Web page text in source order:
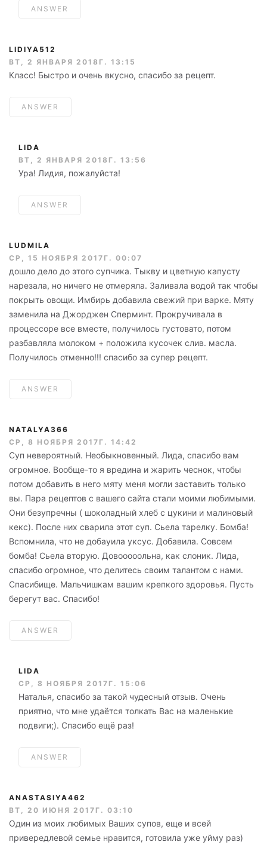
ANSWER
LIDIYA512
ВТ, 2 ЯНВАРЯ 2018Г. 13:15
Класс! Быстро и очень вкусно, спасибо за рецепт.
ANSWER
LIDA
ВТ, 2 ЯНВАРЯ 2018Г. 13:56
Ура! Лидия, пожалуйста!
ANSWER
LUDMILA
СР, 15 НОЯБРЯ 2017Г. 00:07
дошло дело до этого супчика. Тыкву и цветную капусту
нарезала, но ничего не отмеряла. Заливала водой так чтобы
покрыть овощи. Имбирь добавила свежий при варке. Мяту
заменила на Джорджен Сперминт. Прокручивала в
процессоре все вместе, получилось густовато, потом
разбавляла молоком + положила кусочек слив. масла.
Получилось отменно!!! спасибо за супер рецепт.
ANSWER
NATALYA366
СР, 8 НОЯБРЯ 2017Г. 14:42
Суп невероятный. Необыкновенный. Лида, спасибо вам
огромное. Вообще-то я вредина и жарить чеснок, чтобы
потом добавить в него мяту меня могли заставить только
вы. Пара рецептов с вашего сайта стали моими любимыми.
Они безупречны ( шоколадный хлеб с цукини и малиновый
кекс). После них сварила этот суп. Сьела тарелку. Бомба!
Вспомнила, что не добауила уксус. Добавила. Совсем
бомба! Сьела вторую. Довооооольна, как слоник. Лида,
спасибо огромное, что делитесь своим талантом с нами.
Спасибище. Мальчишкам вашим крепкого здоровья. Пусть
берегут вас. Спасибо!
ANSWER
LIDA
СР, 8 НОЯБРЯ 2017Г. 15:06
Наталья, спасибо за такой чудесный отзыв. Очень
приятно, что мне удаётся толкать Вас на маленькие
подвиги;). Спасибо ещё раз!
ANSWER
ANASTASIYA462
ВТ, 20 ИЮНЯ 2017Г. 03:10
Один из моих любимых Ваших супов, еще и всей
привередлевой семье нравится, готовила уже уйму раз)